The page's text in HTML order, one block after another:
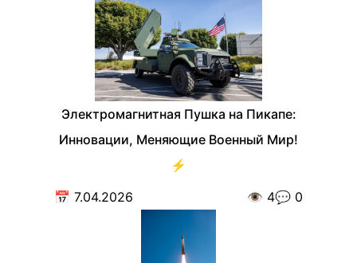
Электромагнитная Пушка на Пикапе:
Инновации, Меняющие Военный Мир!
⚡
📅 7.04.2026 👁️ 4💬 0